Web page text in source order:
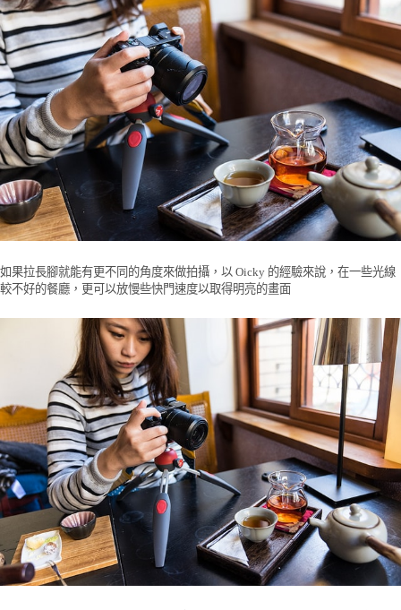
如果拉長腳就能有更不同的角度來做拍攝，以 Oicky 的經驗來說，在一些光線
較不好的餐廳，更可以放慢些快門速度以取得明亮的畫面